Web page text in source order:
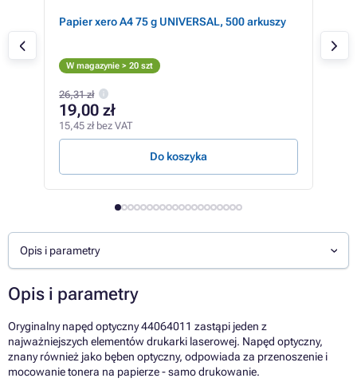
Papier xero A4 75 g UNIVERSAL, 500 arkuszy
W magazynie > 20 szt
26,31 zł
19,00 zł
15,45 zł bez VAT
Do koszyka
W
Opis i parametry
Opis i parametry
Oryginalny napęd optyczny 44064011 zastąpi jeden z
najważniejszych elementów drukarki laserowej. Napęd optyczny,
znany również jako bęben optyczny, odpowiada za przenoszenie i
mocowanie tonera na papierze - samo drukowanie.